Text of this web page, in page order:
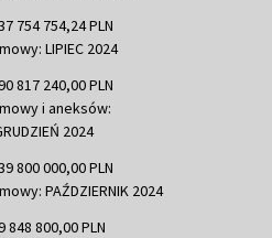
754 754,24 PLN
LIPIEC 2024
817 240,00 PLN
i aneksów:
2024
800 000,00 PLN
PAŹDZIERNIK 2024
800,00 PLN